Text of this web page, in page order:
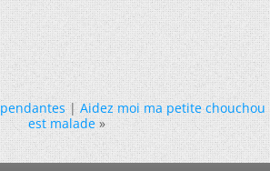
|Aidez moi ma petite chouchou
est malade »